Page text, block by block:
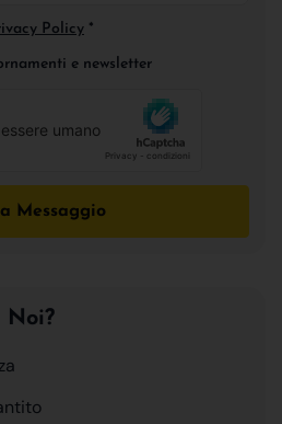
Policy *
e newsletter
Messaggio
Noi?